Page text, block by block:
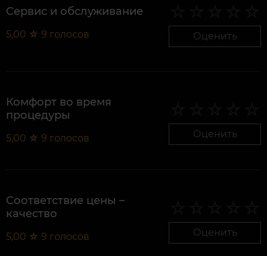
Сервис и обслуживание
5,00 ☆ 9 голосов Оценить
Комфорт во время
процедуры
5,00 ☆ 9 голосов Оценить
Соответствие цены –
качество
5,00 ☆ 9 голосов Оценить